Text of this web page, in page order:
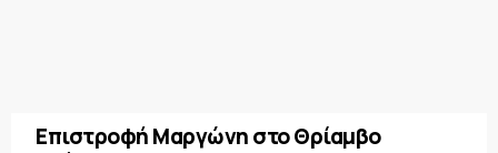
Επιστροφή Μαργώνη στο Θρίαμβο